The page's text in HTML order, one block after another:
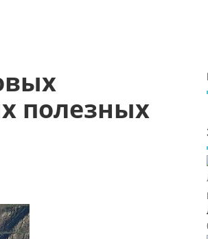
полезных